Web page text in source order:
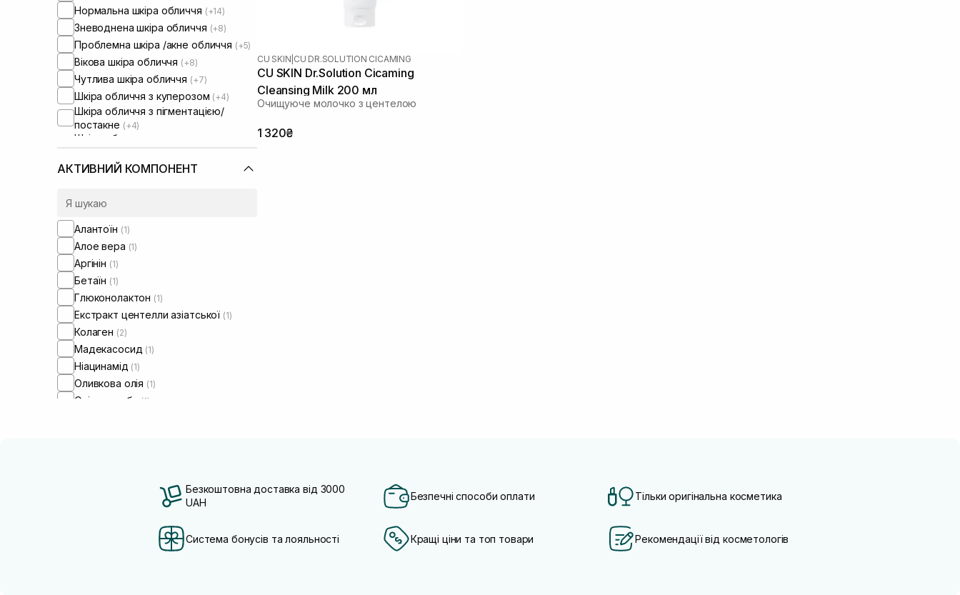
Нормальна шкіра обличчя (+14)
Зневоднена шкіра обличчя (+8)
Проблемна шкіра /акне обличчя (+5)
Вікова шкіра обличчя (+8)
Чутлива шкіра обличчя (+7)
Шкіра обличчя з куперозом (+4)
Шкіра обличчя з пігментацією/
постакне (+4)
Шкіра обличчя з розширеними
порами
Шкіра обличчя з порушеним
мікробіомом
АКТИВНИЙ КОМПОНЕНТ
Алантоїн (1)
Алое вера (1)
Аргінін (1)
Бетаїн (1)
Глюконолактон (1)
Екстракт центелли азіатської (1)
Колаген (2)
Мадекасосид (1)
Ніацинамід (1)
Оливкова олія (1)
Олія жожоба (1)
CU SKIN CU DR.SOLUTION CICAMING
CU SKIN Dr.Solution Cicaming
Cleansing Milk 200 мл
Очищуюче молочко з центелою
1 320₴
Безкоштовна доставка від 3000
UAH
Безпечні способи оплати Тільки оригінальна косметика
Система бонусів та лояльності Кращі ціни та топ товари Рекомендації від косметологів